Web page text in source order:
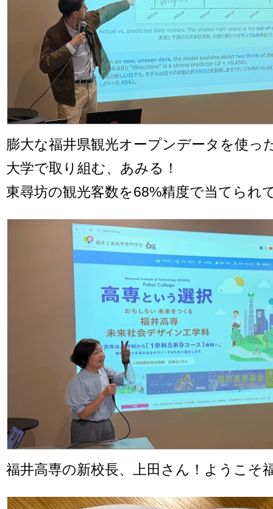
膨大な福井県観光オープンデータを使っ
大学で取り組む、あみる！
東尋坊の観光客数を68%精度で当てられ
福井高専の新校長、上田さん！ようこそ